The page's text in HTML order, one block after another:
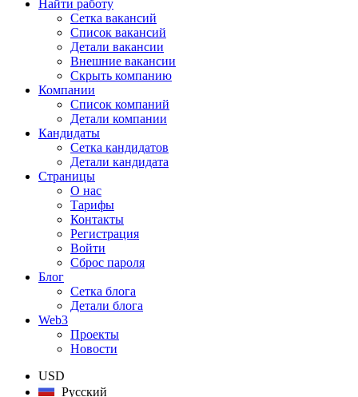
Найти работу
Сетка вакансий
Список вакансий
Детали вакансии
Внешние вакансии
Скрыть компанию
Компании
Список компаний
Детали компании
Кандидаты
Сетка кандидатов
Детали кандидата
Страницы
О нас
Тарифы
Контакты
Регистрация
Войти
Сброс пароля
Блог
Сетка блога
Детали блога
Web3
Проекты
Новости
USD
Русский